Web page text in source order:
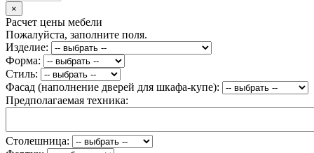
×
Расчет цены мебели
Пожалуйста, заполните поля.
Изделие:
Форма:
Стиль:
Фасад (наполнение дверей для шкафа-купе):
Предполагаемая техника:
Столешница: